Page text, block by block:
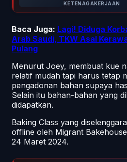
KETENAGAKERJAAN
Baca Juga: Lagi! Diduga
Arab Saudi, TKW Asal
Pulang
Menurut Joey, membuat kue
relatif mudah tapi harus tetap
pengadonan bahan supaya
Selain itu bahan-bahan yang
didapatkan.
Baking Class yang
offline oleh Migrant
24 Maret 2024.